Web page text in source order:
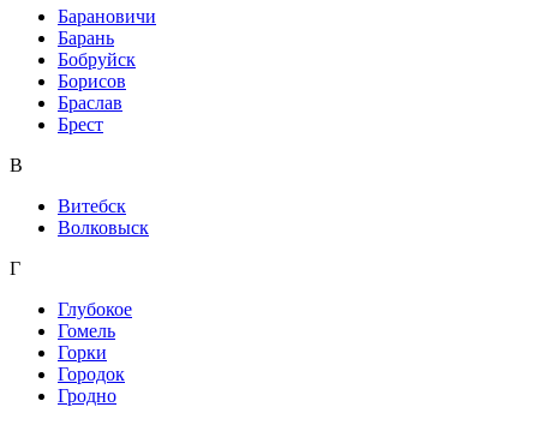
Барановичи
Барань
Бобруйск
Борисов
Браслав
Брест
В
Витебск
Волковыск
Г
Глубокое
Гомель
Горки
Городок
Гродно